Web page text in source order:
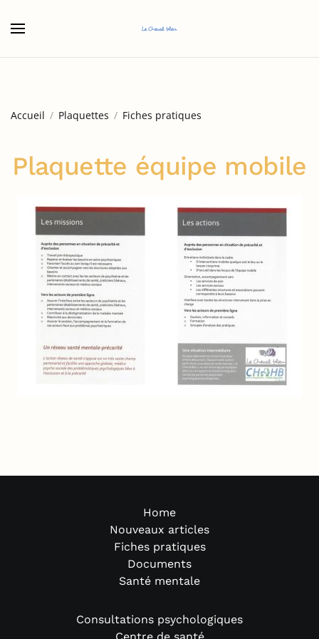
Accueil Plaquettes Fiches pratiques
Plaquette équipe mobile
Home
Nouveaux articles
Fiches pratiques
Documents
Santé mentale
Consultations psychologiques